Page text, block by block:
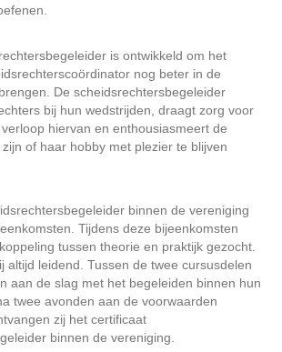
is ontwikkeld om het
nog beter in de
De scheidsrechtersbegeleider
bij hun wedstrijden, draagt zorg voor
hiervan en enthousiasmeert de
of haar hobby met plezier te blijven
binnen de vereniging
Tijdens deze bijeenkomsten
tussen theorie en praktijk gezocht.
altijd leidend. Tussen de twee cursusdelen
aan de slag met het begeleiden binnen hun
twee avonden aan de voorwaarden
zij het certificaat
binnen de vereniging.